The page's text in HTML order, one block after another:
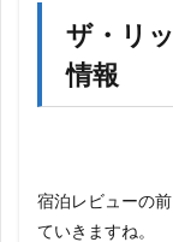
ザ・リ
情報
宿泊レビューの
ていきますね。